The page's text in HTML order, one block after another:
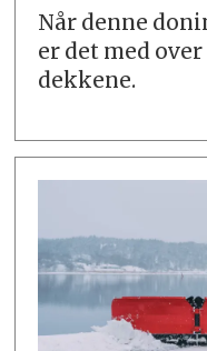
Når denne
er det med
dekkene.